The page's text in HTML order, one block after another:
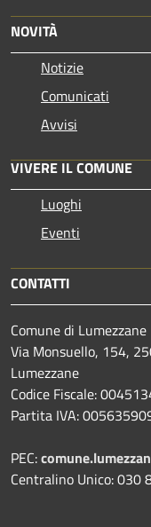
NOVITÀ
Notizie
Comunicati
Avvisi
VIVERE IL COMUNE
Luoghi
Eventi
CONTATTI
Comune di Lumezzane
Via Monsuello, 154,
Lumezzane
Codice Fiscale:
Partita IVA:
PEC:
Centralino Unico: 030